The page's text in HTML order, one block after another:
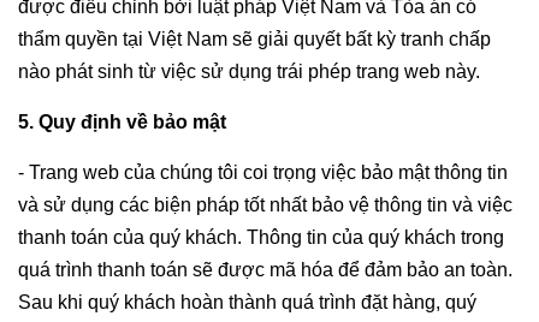
được điều chỉnh bởi luật pháp Việt Nam và Tòa án có
thẩm quyền tại Việt Nam sẽ giải quyết bất kỳ tranh chấp
nào phát sinh từ việc sử dụng trái phép trang web này.
5. Quy định về bảo mật
- Trang web của chúng tôi coi trọng việc bảo mật thông tin
và sử dụng các biện pháp tốt nhất bảo vệ thông tin và việc
thanh toán của quý khách. Thông tin của quý khách trong
quá trình thanh toán sẽ được mã hóa để đảm bảo an toàn.
Sau khi quý khách hoàn thành quá trình đặt hàng, quý